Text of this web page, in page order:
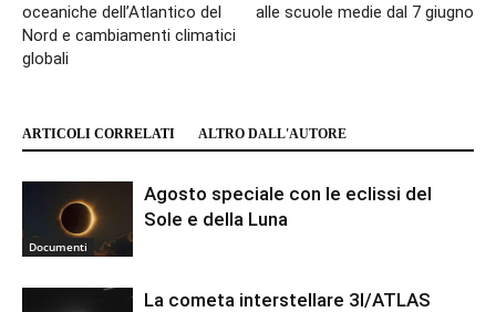
oceaniche dell’Atlantico del
Nord e cambiamenti climatici
globali
alle scuole medie dal 7 giugno
ARTICOLI CORRELATI ALTRO DALL'AUTORE
Documenti
Agosto speciale con le eclissi del
Sole e della Luna
La cometa interstellare 3I/ATLAS